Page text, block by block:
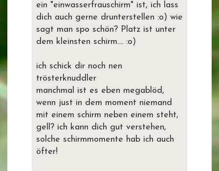
ein "einwasserfrauschirm" ist, ich lass
dich auch gerne drunterstellen :o) wie
sagt man spo schön? Platz ist unter
dem kleinsten schirm.... :o)
ich schick dir noch nen
trösterknuddler
manchmal ist es eben megablöd,
wenn just in dem moment niemand
mit einem schirm neben einem steht,
gell? ich kann dich gut verstehen,
solche schirmmomente hab ich auch
öfter!